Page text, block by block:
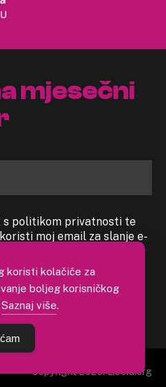
mjesečni
s politikom privatnosti te
moj email za slanje e-
Copyright 2026. Libela.org
koristi kolačiće za
boljeg korisničkog
Saznaj više.